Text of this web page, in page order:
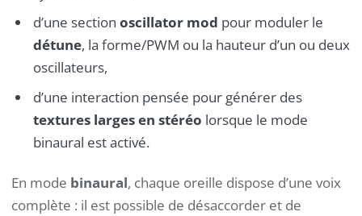
d’une section oscillator mod pour moduler le
détune, la forme/PWM ou la hauteur d’un ou deux
oscillateurs,
d’une interaction pensée pour générer des
textures larges en stéréo lorsque le mode
binaural est activé.
En mode binaural, chaque oreille dispose d’une voix
complète : il est possible de désaccorder et de